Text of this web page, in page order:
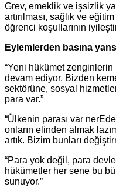
Grev, emeklik ve işsizlik
artırılması, sağlık ve
öğrenci koşullarının
Eylemlerden basına
“Yeni hükümet
devam ediyor. Bizden
sektörüne, sosyal
para var.”
“Ülkenin parası var
onların elinden almak
artık. Bizim bunları
“Para yok değil, para
hükümetler her sene bu
sunuyor.”